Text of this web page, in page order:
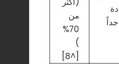
دة
جداً
من
70%
)
[^8]